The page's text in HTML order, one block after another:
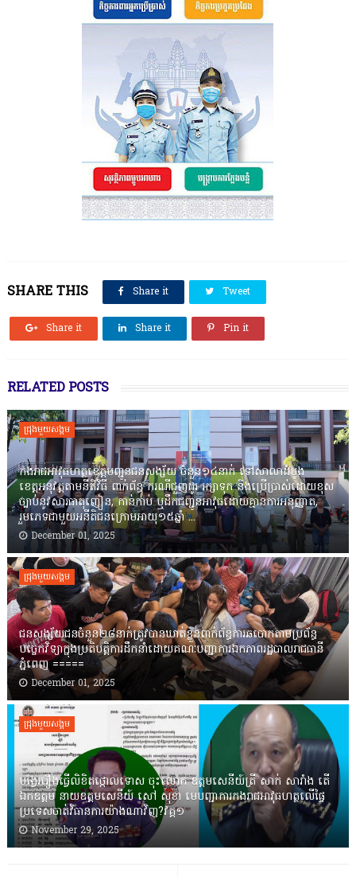
SHARE THIS Share it Tweet
Share it Share it Pin it
RELATED POSTS
ជ្រុងមួយសង្គម
កងរាជឣាវុធហត្ថខេត្តបញ្ជូនជនសង្ស័យ ចំនួន១៤នាក់ ទៅសាលាដំបូង
ខេត្តឣនុវត្តតាមនីតិវិធី ពាក់ព័ន្ធ ករណីជួញដូរ រក្សាទុក និងប្រើប្រាស់ដោយខុស
ច្បាប់នូវសារធាតុញៀន, កាន់កាប់ ឬដឹកជញ្ជូនអាវុធដោយគ្មានការអនុញ្ញាត,
រួមភេទជាមួយអនីតិជនក្រោមអាយុ១៥ឆ្នាំ ...
December 01, 2025
ជ្រុងមួយសង្គម
ជនសង្ស័យជនចំនួន២៨នាក់ត្រូវបានឃាត់ខ្លួនពាក់ព័ន្ធការឆបោកតាមប្រព័ន្ធ
បច្ចេកវិទ្យាក្នុងប្រតិបត្តិការដឹកនាំដោយគណៈបញ្ជាការឯកភាពរដ្ឋបាលរាជធានី
ភ្នំពេញ ‎=====
December 01, 2025
ជ្រុងមួយសង្គម
បង្វែររឿងធ្វើលិខិតថ្កោលទោស ចុះលោក ឧត្តមសេនីយ៍ត្រី សាក់ សារាំង តើ
ឯកឧត្តម នាយឧត្តមសេនីយ៍ សៅ សុខា មេបញ្ជាការកងរាជអាវុធហត្ថលើផ្ទៃ
ប្រទេសចាត់វិធានការយ៉ាងណាវិញ?វគ្គ១
November 29, 2025